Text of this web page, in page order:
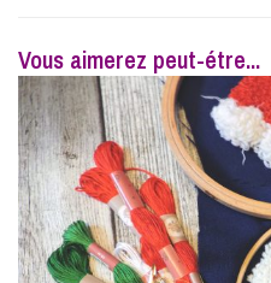
Vous aimerez peut-étre...